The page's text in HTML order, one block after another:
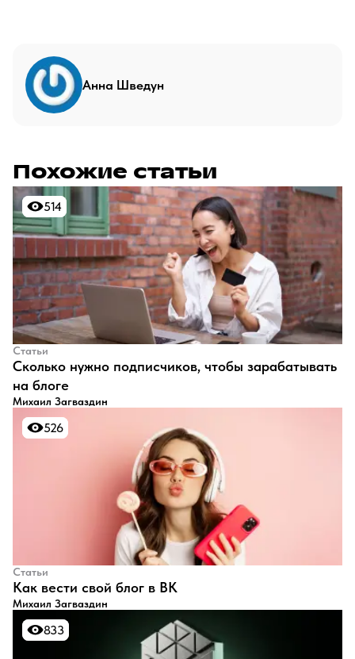
Анна Шведун
Похожие статьи
514
514
Статьи
​Сколько нужно подписчиков, чтобы зарабатывать
на блоге
Михаил Загваздин
526
526
Статьи
​Как вести свой блог в ВК
Михаил Загваздин
833
833